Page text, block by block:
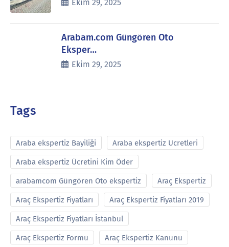
Ekim 29, 2025
Arabam.com Güngören Oto
Eksper…
Ekim 29, 2025
Tags
Araba ekspertiz Bayiliği Araba ekspertiz Ucretleri
Araba ekspertiz Ücretini Kim Öder
arabamcom Güngören Oto ekspertiz Araç Ekspertiz
Araç Ekspertiz Fiyatları Araç Ekspertiz Fiyatları 2019
Araç Ekspertiz Fiyatları İstanbul
Araç Ekspertiz Formu Araç Ekspertiz Kanunu